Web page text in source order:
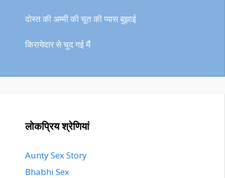
दोस्त की अम्मी की चूत की प्यास बुझाई
किरायेदार से चुद गई मैं
लोकप्रिय श्रेणियां
Aunty Sex Story
Bhabhi Sex